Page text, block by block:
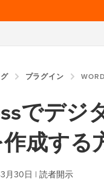
プラグイン WORDPRESSで
でデジ
成する
月30日 | 読者開示